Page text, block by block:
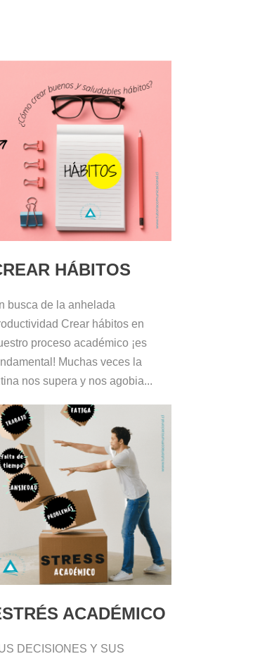
HÁBITOS
busca de la anhelada
Crear hábitos en
proceso académico ¡es
Muchas veces la
nos supera y nos agobia...
ACADÉMICO
DECISIONES Y SUS